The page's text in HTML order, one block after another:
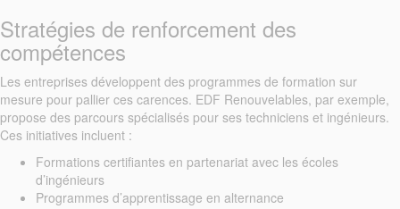
Stratégies de renforcement des
compétences
Les entreprises développent des programmes de formation sur
mesure pour pallier ces carences. EDF Renouvelables, par exemple,
propose des parcours spécialisés pour ses techniciens et ingénieurs.
Ces initiatives incluent :
Formations certifiantes en partenariat avec les écoles
d’ingénieurs
Programmes d’apprentissage en alternance